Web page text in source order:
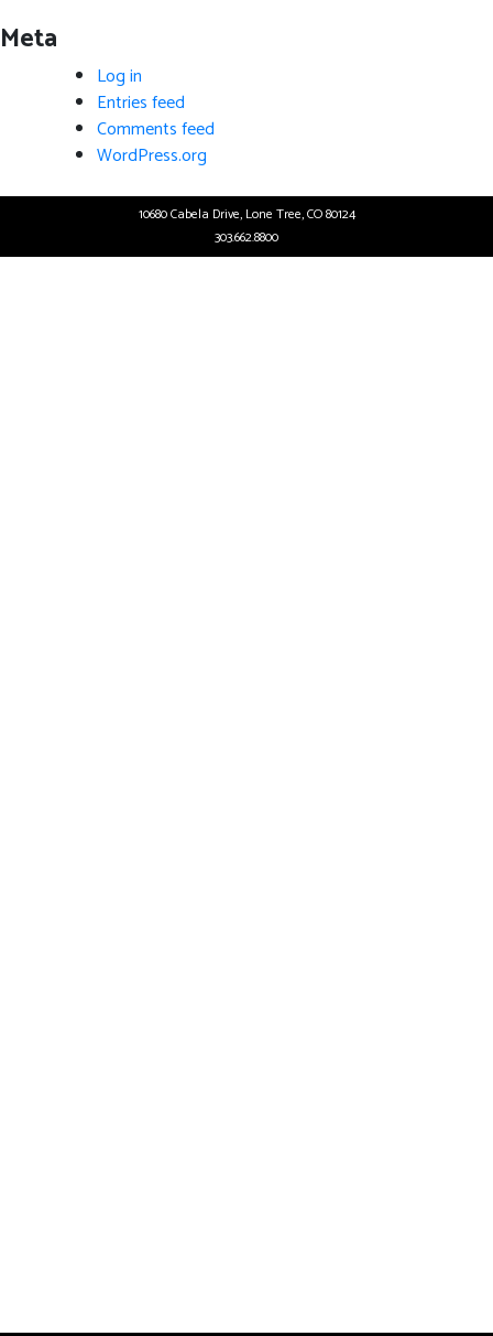
Meta
Log in
Entries feed
Comments feed
WordPress.org
10680 Cabela Drive, Lone Tree, CO 80124
303.662.8800